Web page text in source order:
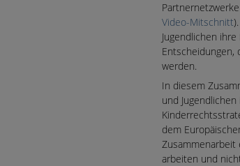
Video-Mitschnitt
Jugendlichen
Entscheidungen,
werden.
In diesem
und
dem
Zusammenarbeit
arbeiten und